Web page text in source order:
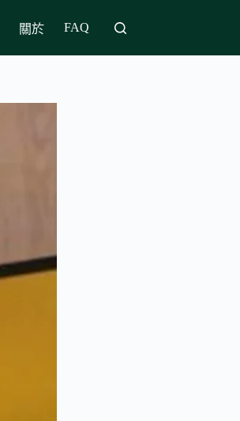
關於 FAQ